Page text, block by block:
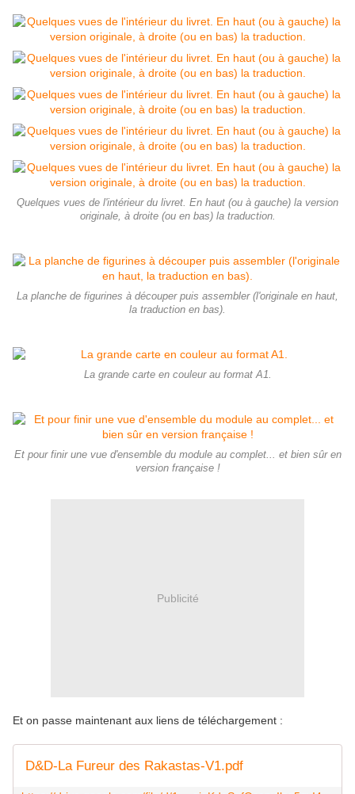
Quelques vues de l'intérieur du livret. En haut (ou à gauche) la version
originale, à droite (ou en bas) la traduction.
La planche de figurines à découper puis assembler (l'originale en haut,
la traduction en bas).
La grande carte en couleur au format A1.
Et pour finir une vue d'ensemble du module au complet... et bien sûr en
version française !
Publicité
Et on passe maintenant aux liens de téléchargement :
D&D-La Fureur des Rakastas-V1.pdf